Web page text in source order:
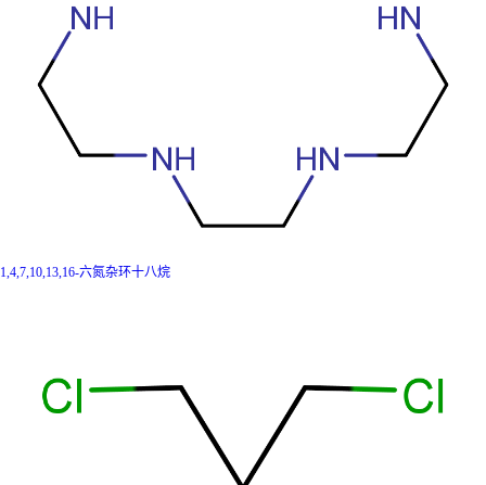
1,4,7,10,13,16-六氮杂环十八烷